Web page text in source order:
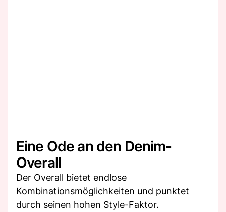
Eine Ode an den Denim-
Overall
Der Overall bietet endlose
Kombinationsmöglichkeiten und punktet
durch seinen hohen Style-Faktor.